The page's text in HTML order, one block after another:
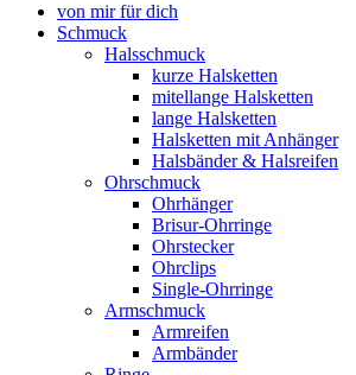
von mir für dich
Schmuck
Halsschmuck
kurze Halsketten
mitellange Halsketten
lange Halsketten
Halsketten mit Anhänger
Halsbänder & Halsreifen
Ohrschmuck
Ohrhänger
Brisur-Ohrringe
Ohrstecker
Ohrclips
Single-Ohrringe
Armschmuck
Armreifen
Armbänder